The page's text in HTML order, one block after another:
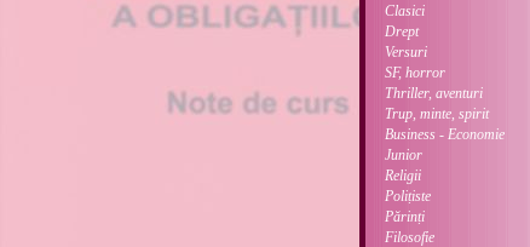
Clasici
Drept
Versuri
SF, horror
Thriller, aventuri
Trup, minte, spirit
Business - Economie
Junior
Religii
Polițiste
Părinți
Filosofie